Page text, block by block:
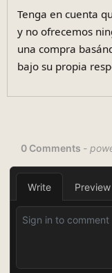
Tenga en cuenta
y no ofrecemos
una compra
bajo su propia